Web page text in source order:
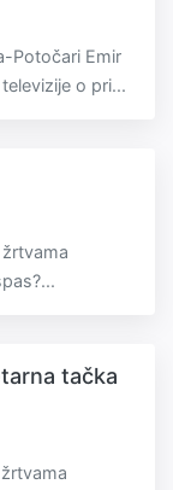
Potočari Emir
o pri...
tačka